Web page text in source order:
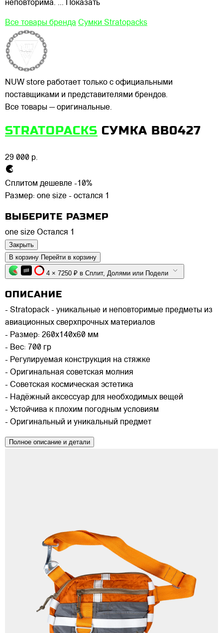
неповторима. ... Показать
Все товары бренда Сумки Stratopacks
NUW store работает только с официальными
поставщиками и представителями брендов.
Все товары — оригинальные.
STRATOPACKS СУМКА BB0427
29 000 р.
Сплитом дешевле -10%
Размер: one size - остался 1
ВЫБЕРИТЕ РАЗМЕР
one size Остался 1
Закрыть
В корзину Перейти в корзину
4 × 7250 ₽ в Сплит, Долями или Подели
ОПИСАНИЕ
- Stratopack - уникальные и неповторимые предметы из
авиационных сверхпрочных материалов
- Размер: 260x140x60 мм
- Вес: 700 гр
- Регулируемая конструкция на стяжке
- Оригинальная советская молния
- Советская космическая эстетика
- Надёжный аксессуар для необходимых вещей
- Устойчива к плохим погодным условиям
- Оригинальный и уникальный предмет
Полное описание и детали